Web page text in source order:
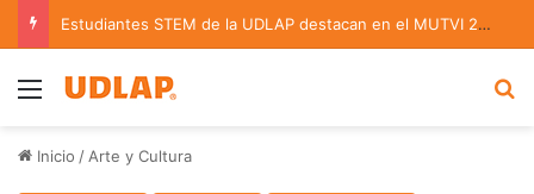
Estudiantes STEM de la UDLAP destacan en el MUTVI 2026
Menu
Inicio / Arte y Cultura